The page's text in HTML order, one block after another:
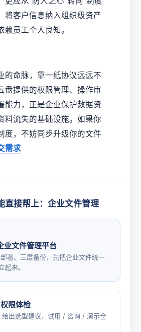
将客户信息纳入组织级资产
赖员工个人良知。
的命脉，靠一纸协议远远不
盘提供的权限管理、操作审
能力，正是企业保护数据资
料流失的基础设施。如果你
度，不妨同步升级你的文件
需求
直接帮上：企业文件管理
业文件管理平台
署、三层备份，先把企业文件统一
起来。
限体检
出选型建议，试用 / 咨询 / 演示全